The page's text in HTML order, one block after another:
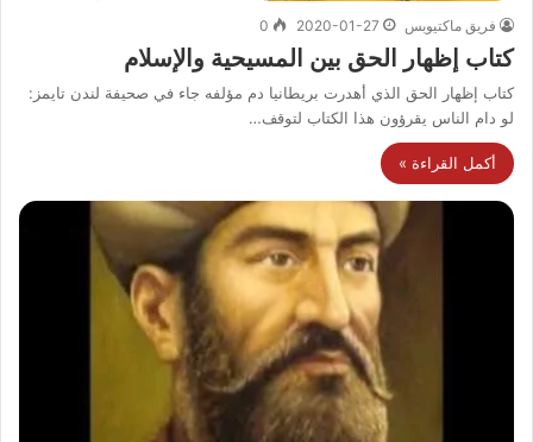
فريق ماكتيوبس 2020-01-27
0
كتاب إظهار الحق بين المسيحية والإسلام
كتاب إظهار الحق الذي أهدرت بريطانيا دم مؤلفه جاء في صحيفة لندن تايمز:
لو دام الناس يقرؤون هذا الكتاب لتوقف…
أكمل القراءة »